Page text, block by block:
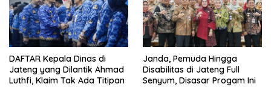
DAFTAR Kepala Dinas di
Jateng yang Dilantik Ahmad
Luthfi, Klaim Tak Ada Titipan
Janda, Pemuda Hingga
Disabilitas di Jateng Full
Senyum, Disasar Progam Ini